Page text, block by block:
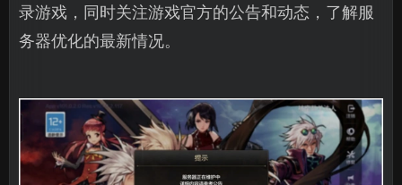
录游戏，同时关注游戏官方的公告和动态，了解服
务器优化的最新情况。